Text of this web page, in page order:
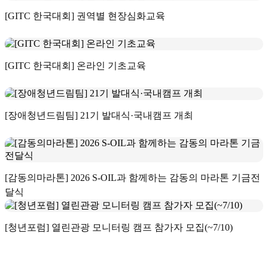
[GITC 한국대회] 권역별 현장심화교육
[GITC 한국대회] 온라인 기초교육
[장애청년드림팀] 21기 발대식·국내캠프 개최
[감동의마라톤] 2026 S-OIL과 함께하는 감동의 마라톤 기금전
달식
[청년포럼] 열린관광 모니터링 캠프 참가자 모집(~7/10)